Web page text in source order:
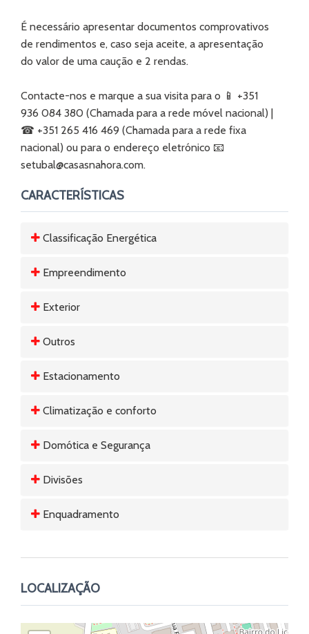
É necessário apresentar documentos comprovativos
de rendimentos e, caso seja aceite, a apresentação
do valor de uma caução e 2 rendas.
Contacte-nos e marque a sua visita para o 📱 +351
936 084 380 (Chamada para a rede móvel nacional) |
☎ +351 265 416 469 (Chamada para a rede fixa
nacional) ou para o endereço eletrónico 📧
setubal@casasnahora.com.
CARACTERÍSTICAS
Classificação Energética
Empreendimento
Exterior
Outros
Estacionamento
Climatização e conforto
Domótica e Segurança
Divisões
Enquadramento
LOCALIZAÇÃO